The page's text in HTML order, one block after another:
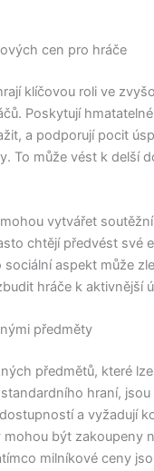
cen pro hráče
klíčovou roli ve
Poskytují
a podporují pocit
To může vést k delší
vytvářet
chtějí předvést své
sociální aspekt může
hráče k aktivnější
předměty
předmětů, které
hraní,
a vyžadují
mohou být zakoupeny
milníkové ceny